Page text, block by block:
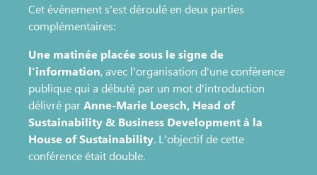
Cet événement s'est déroulé en deux parties
complémentaires:
Une matinée placée sous le signe de
l'information, avec l'organisation d'une conférence
publique qui a débuté par un mot d'introduction
délivré parAnne-Marie Loesch, Head of
Sustainability & Business Development à la
House of Sustainability. L'objectif de cette
conférence était double.